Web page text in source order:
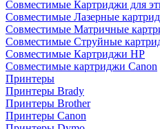
Совместимые Картриджи для
Совместимые Лазерные
Совместимые Матричные
Совместимые Струйные
Совместимые Картриджи HP
Совместимые картриджи Canon
Принтеры
Принтеры Brady
Принтеры Brother
Принтеры Canon